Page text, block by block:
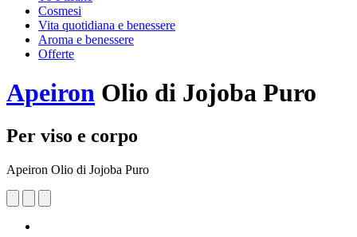
Cosmesi
Vita quotidiana e benessere
Aroma e benessere
Offerte
Apeiron Olio di Jojoba Puro
Per viso e corpo
Apeiron Olio di Jojoba Puro